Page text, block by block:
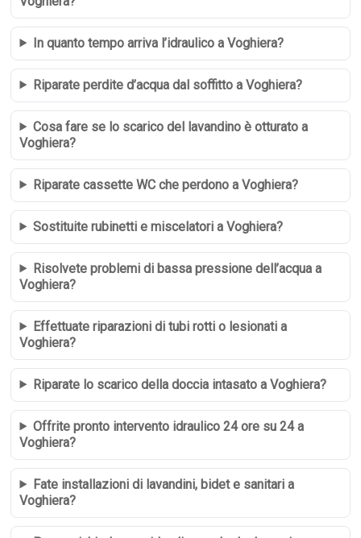
In quanto tempo arriva l’idraulico a Voghiera?
Riparate perdite d’acqua dal soffitto a Voghiera?
Cosa fare se lo scarico del lavandino è otturato a
Voghiera?
Riparate cassette WC che perdono a Voghiera?
Sostituite rubinetti e miscelatori a Voghiera?
Risolvete problemi di bassa pressione dell’acqua a
Voghiera?
Effettuate riparazioni di tubi rotti o lesionati a
Voghiera?
Riparate lo scarico della doccia intasato a Voghiera?
Offrite pronto intervento idraulico 24 ore su 24 a
Voghiera?
Fate installazioni di lavandini, bidet e sanitari a
Voghiera?